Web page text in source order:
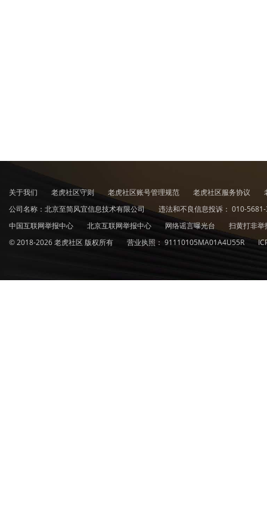
关于我们 老虎社区守则 老虎社区账号管理规范 老虎社区服务协议
公司名称：北京至简风宜信息技术有限公司
违法和不良信息投诉： 010-
中国互联网举报中心
北京互联网举报中心 网络谣言曝光台
扫黄打非
© 2018-2026 老虎社区 版权所有
营业执照： 91110105MA01A4U55R